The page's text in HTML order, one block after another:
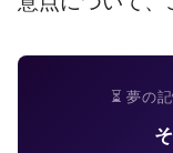
⏳ 夢の